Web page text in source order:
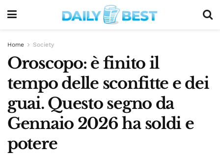
Home Society
Oroscopo: è finito il
tempo delle sconfitte e dei
guai. Questo segno da
Gennaio 2026 ha soldi e
potere